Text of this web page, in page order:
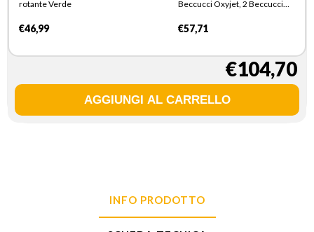
rotante Verde
€46,99
Beccucci Oxyjet, 2 Beccucci
Idropulsore
€57,71
€104,70
INFO PRODOTTO